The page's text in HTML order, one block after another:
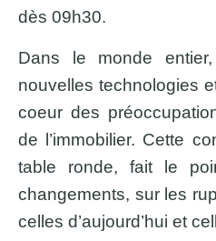
dès 09h30.
Dans le monde
nouvelles technologies
coeur des
de l’immobilier. Cette
table ronde, fait le
changements, sur les
celles d’aujourd’hui et